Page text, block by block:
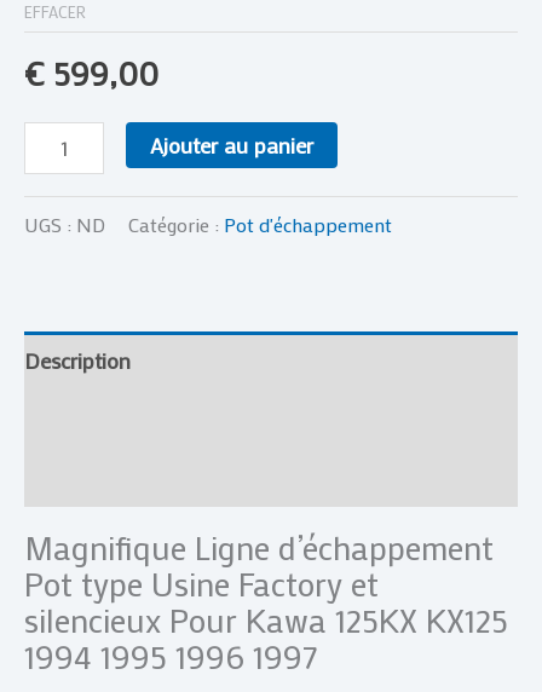
EFFACER
€ 599,00
Ajouter au panier
UGS : ND Catégorie : Pot d'échappement
Description
Magnifique Ligne d’échappement
Pot type Usine Factory et
silencieux Pour Kawa 125KX KX125
1994 1995 1996 1997